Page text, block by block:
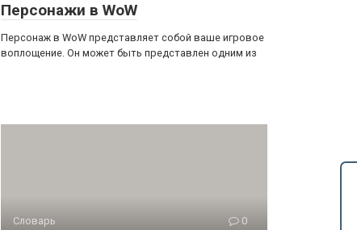
Персонажи в WoW
Персонаж в WoW представляет собой ваше игровое
воплощение. Он может быть представлен одним из
Словарь 0